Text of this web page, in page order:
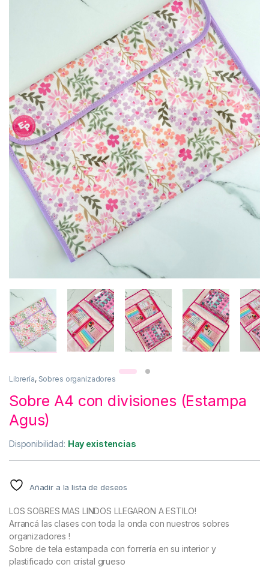
Librería, Sobres organizadores
Sobre A4 con divisiones (Estampa
Agus)
Disponibilidad: Hay existencias
Añadir a la lista de deseos
LOS SOBRES MAS LINDOS LLEGARON A ESTILO!
Arrancá las clases con toda la onda con nuestros sobres
organizadores !
Sobre de tela estampada con forrería en su interior y
plastificado con cristal grueso